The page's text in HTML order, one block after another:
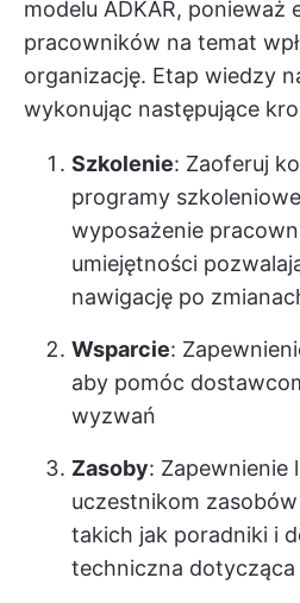
modelu ADKAR, ponieważ
pracowników na temat
organizację. Etap wiedzy
wykonując następujące
Szkolenie: Zaoferuj
programy
wyposażenie
umiejętności
nawigację po
Wsparcie:
aby pomóc
wyzwań
Zasoby: Zapewnienie
uczestnikom
takich jak poradniki i
techniczna dotycząca